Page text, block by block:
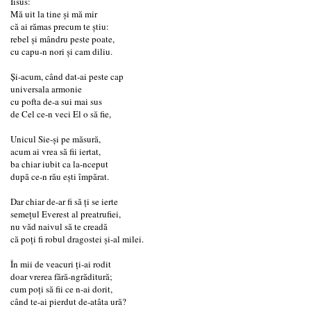
Mă uit la tine şi mă mir
că ai rămas precum te ştiu:
rebel şi mândru peste poate,
cu capu-n nori şi cam diliu.
Şi-acum, când dat-ai peste cap
universala armonie
cu pofta de-a sui mai sus
de Cel ce-n veci El o să fie,
Unicul Sie-şi pe măsură,
acum ai vrea să fii iertat,
ba chiar iubit ca la-nceput
după ce-n rău eşti împărat.
Dar chiar de-ar fi să ţi se ierte
semeţul Everest al preatrufiei,
nu văd naivul să te creadă
că poţi fi robul dragostei şi-al milei.
În mii de veacuri ţi-ai rodit
doar vrerea fără-ngrăditură;
cum poţi să fii ce n-ai dorit,
când te-ai pierdut de-atâta ură?